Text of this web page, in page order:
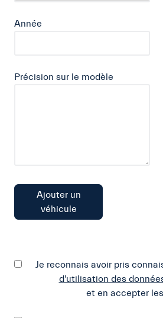
Année
Précision sur le modèle
Ajouter un
véhicule
Je reconnais avoir pris
d'utilisation des
et en accepter